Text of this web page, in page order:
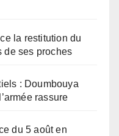
la restitution du
de ses proches
: Doumbouya
rassure
du 5 août en